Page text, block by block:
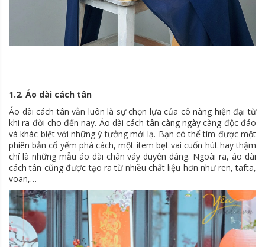
1.2. Áo dài cách tân
Áo dài cách tân vẫn luôn là sự chọn lựa của cô nàng hiện đại từ
khi ra đời cho đến nay. Áo dài cách tân càng ngày càng độc đáo
và khác biệt với những ý tưởng mới lạ. Bạn có thể tìm được một
phiên bản cổ yếm phá cách, một item bẹt vai cuốn hút hay thậm
chí là những mẫu áo dài chân váy duyên dáng. Ngoài ra, áo dài
cách tân cũng được tạo ra từ nhiều chất liệu hơn như ren, tafta,
voan,…